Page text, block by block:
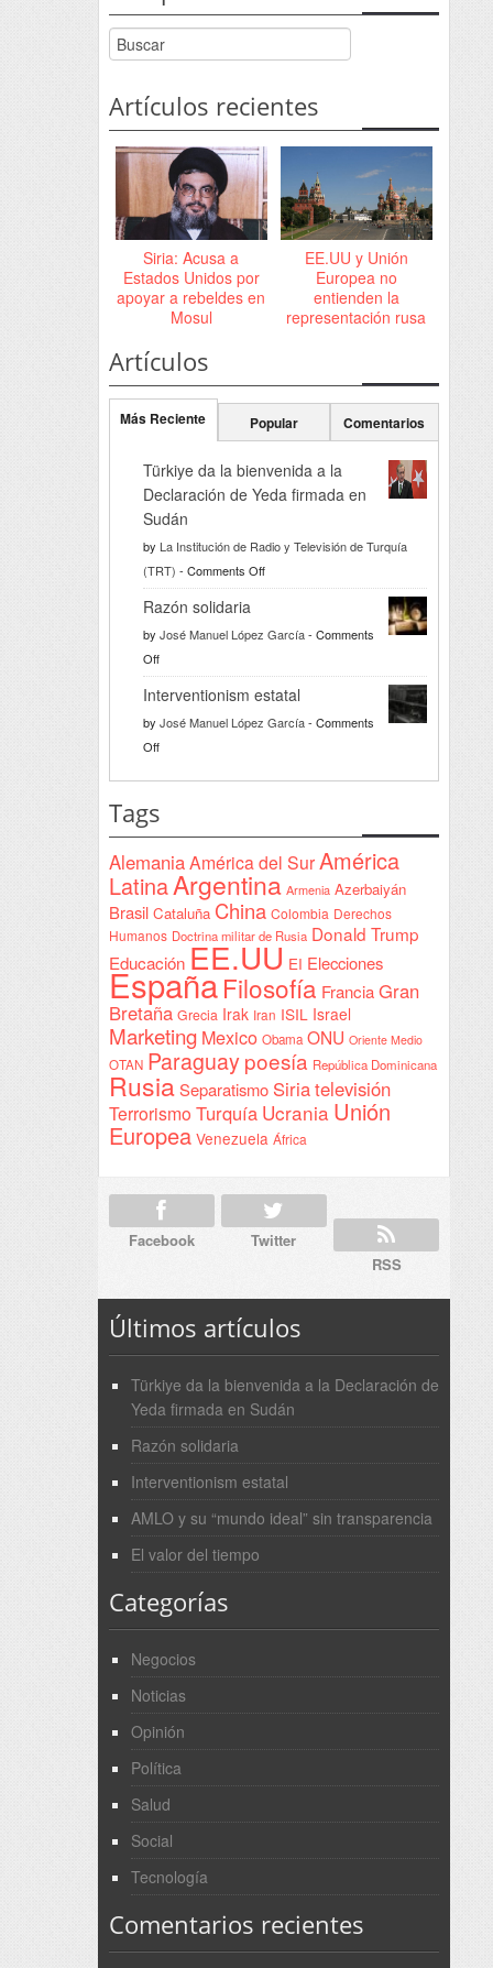
Artículos recientes
Siria: Acusa a
Estados Unidos por
apoyar a rebeldes en
Mosul
EE.UU y Unión
Europea no
entienden la
representación rusa
Artículos
Más Reciente Popular Comentarios
Türkiye da la bienvenida a la
Declaración de Yeda firmada en
Sudán
by La Institución de Radio y Televisión de Turquía
(TRT) - Comments Offon
Türkiye
la
a
la
Yeda
en
Sudán
Razón solidaria
by José Manuel López García- Comments
Offon
Razón
solidaria
Interventionism estatal
by José Manuel López García- Comments
Offon
Tags
AlemaniaAmérica del SurAmérica
LatinaArgentina Armenia Azerbaiyán
Brasil Cataluña China Colombia Derechos
Humanos Doctrina militar de Rusia Donald Trump
Educación EE.UU EI Elecciones
España Filosofía Francia Gran
Bretaña Grecia Irak Iran ISIL Israel
Marketing Mexico Obama ONU Oriente Medio
OTAN Paraguay poesía República Dominicana
Rusia Separatismo Siriatelevisión
Terrorismo Turquía Ucrania Unión
Europea Venezuela África
Facebook
Twitter
RSS
Últimos artículos
Türkiye da la bienvenida a la Declaración de
Yeda firmada en Sudán
Razón solidaria
Interventionism estatal
AMLO y su “mundo ideal” sin transparencia
El valor del tiempo
Categorías
Negocios
Noticias
Opinión
Política
Salud
Social
Tecnología
Comentarios recientes